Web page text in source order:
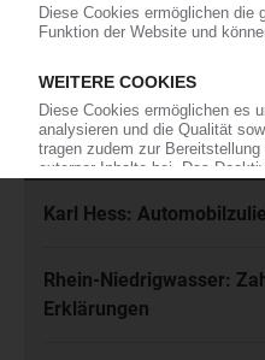
und akzeptiere diese.
Jetzt
Meistgelesen
Karl Hess:
Rhein-Niedrigwasser:
Erklärungen